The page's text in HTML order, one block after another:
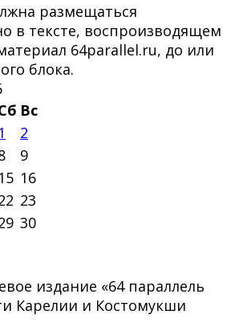
размещаться
в тексте, воспроизводящем
64parallel.ru, до или
блока.
Вс
1
2
9
15 16
23
30
издание «64 параллель
Карелии и Костомукши